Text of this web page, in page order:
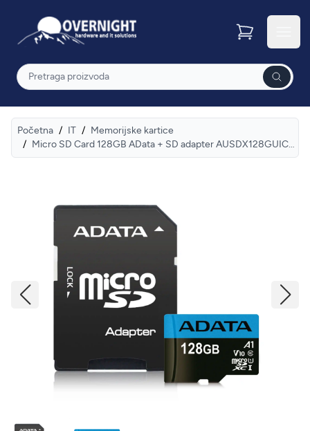
Overnight
Pretraga
Početna / IT / Memorijske kartice
/
Micro SD Card 128GB AData + SD adapter AUSDX128GUICL10A1-RA1/ class 10